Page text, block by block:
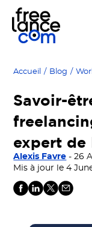
Accueil / Blog /
Savoir-
expert de
Alexis Favre - 26
Mis à jour le 4